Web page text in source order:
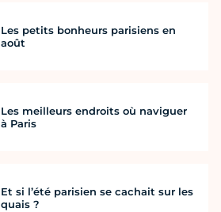
Les petits bonheurs parisiens en
août
Les meilleurs endroits où naviguer
à Paris
Et si l’été parisien se cachait sur les
quais ?